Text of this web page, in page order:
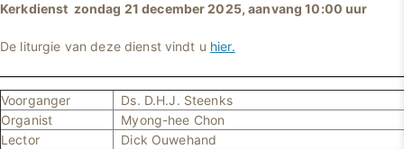
Kerkdienst zondag 21 december 2025, aanvang 10:00 uur
De liturgie van deze dienst vindt u hier.
Voorganger
Ds. D.H.J. Steenks
Organist
Myong-hee Chon
Lector
Dick Ouwehand